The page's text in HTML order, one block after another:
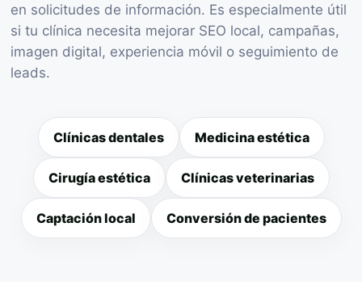
en solicitudes de información. Es especialmente útil
si tu clínica necesita mejorar SEO local, campañas,
imagen digital, experiencia móvil o seguimiento de
leads.
Clínicas dentales Medicina estética
Cirugía estética Clínicas veterinarias
Captación local Conversión de pacientes